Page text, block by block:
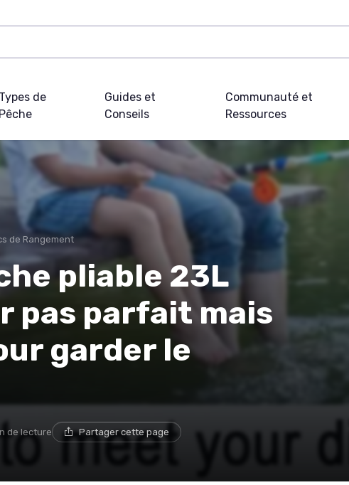
Types de
Pêche
Guides et
Conseils
Communauté et
Ressources
de Rangement
pliable 23L
pas parfait mais
garder le
de lecture Partager cette page